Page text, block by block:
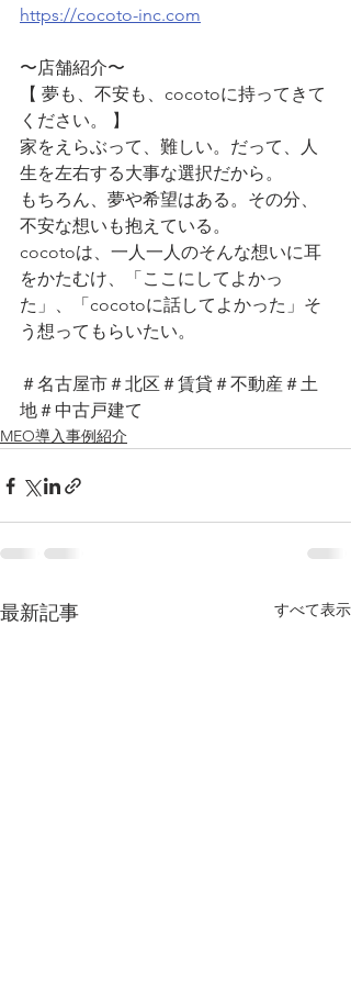
https://cocoto-inc.com
〜店舗紹介〜
【 夢も、不安も、cocotoに持ってきて
ください。 】
家をえらぶって、難しい。だって、人
生を左右する大事な選択だから。
もちろん、夢や希望はある。その分、
不安な想いも抱えている。
cocotoは、一人一人のそんな想いに耳
をかたむけ、「ここにしてよかっ
た」、「cocotoに話してよかった」そ
う想ってもらいたい。
＃名古屋市＃北区＃賃貸＃不動産＃土
地＃中古戸建て
MEO導入事例紹介
最新記事 すべて表示